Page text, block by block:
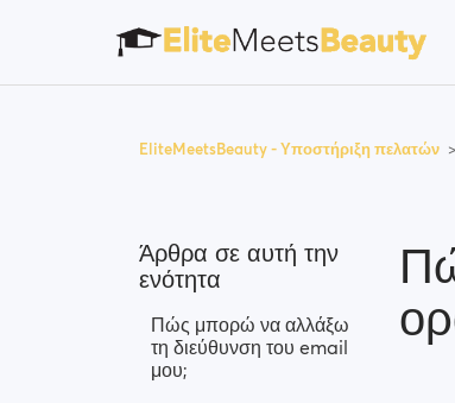
EliteMeetsBeauty - Υποστήριξη πελατών
Άρθρα σε αυτή την
ενότητα
Πώς μπορώ να αλλάξω
τη διεύθυνση του email
μου;